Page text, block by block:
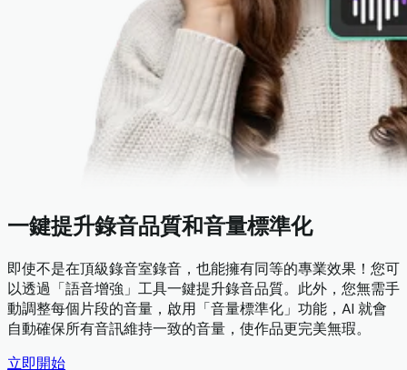
一鍵提升錄音品質和音量標準化
即使不是在頂級錄音室錄音，也能擁有同等的專業效果！您可
以透過「語音增強」工具一鍵提升錄音品質。此外，您無需手
動調整每個片段的音量，啟用「音量標準化」功能，AI 就會
自動確保所有音訊維持一致的音量，使作品更完美無瑕。
立即開始